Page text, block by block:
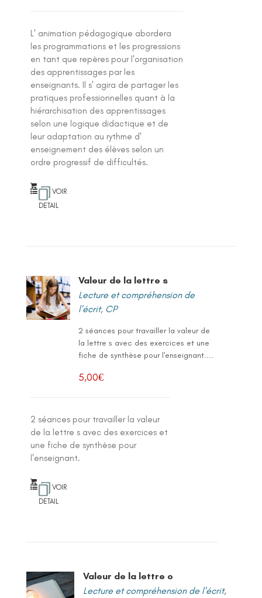
L' animation pédagogique abordera
les programmations et les progressions
en tant que repères pour l'organisation
des apprentissages par les
enseignants. Il s' agira de partager les
pratiques professionnelles quant à la
hiérarchisation des apprentissages
selon une logique didactique et de
leur adaptation au rythme d'
enseignement des élèves selon un
ordre progressif de difficultés.
VOIR
DETAIL
Valeur de la lettre s
Lecture et compréhension de
l'écrit, CP
2 séances pour travailler la valeur de
la lettre s avec des exercices et une
fiche de synthèse pour l'enseignant....
5,00€
2 séances pour travailler la valeur
de la lettre s avec des exercices et
une fiche de synthèse pour
l'enseignant.
VOIR
DETAIL
Valeur de la lettre o
Lecture et compréhension de l'écrit,